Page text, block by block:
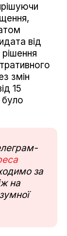
від
рішення
змін
15
за
на